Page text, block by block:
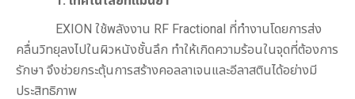
EXION ใช้พลังงาน RF Fractional ที่ทำงานโดยการส่ง
คลื่นวิทยุลงไปในผิวหนังชั้นลึก ทำให้เกิดความร้อนในจุดที่ต้องการ
รักษา จึงช่วยกระตุ้นการสร้างคอลลาเจนและอีลาสตินได้อย่างมี
ประสิทธิภาพ